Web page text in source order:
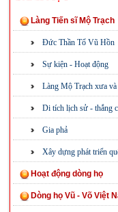
Làng Tiến sĩ Mộ Trạch
Đức Thần Tổ Vũ Hồn
Sự kiện - Hoạt động
Làng Mộ Trạch xưa và
Di tích lịch sử - thắng
Gia phả
Xây dựng phát triển
Hoạt động dòng họ
Dòng họ Vũ - Võ Việt